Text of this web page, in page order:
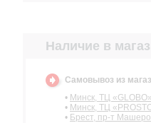
Наличие в
Самовывоз из
• Минск, ТЦ «GLOBO»
• Минск, ТЦ
• Брест, пр-т